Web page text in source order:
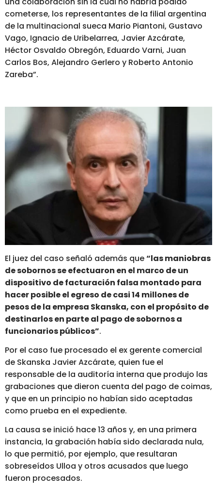
cometerse, los representantes de la filial argentina
de la multinacional sueca Mario Piantoni, Gustavo
Vago, Ignacio de Uribelarrea, Javier Azcárate,
Héctor Osvaldo Obregón, Eduardo Varni, Juan
Carlos Bos, Alejandro Gerlero y Roberto Antonio
Zareba”.
El juez del caso señaló además que“las maniobras
de sobornos se efectuaron en el marco de un
dispositivo de facturación falsa montado para
hacer posible el egreso de casi 14 millones de
pesos de la empresa Skanska, con el propósito de
destinarlos en parte al pago de sobornos a
funcionarios públicos”.
Por el caso fue procesado el ex gerente comercial
de Skanska Javier Azcárate, quien fue el
responsable de la auditoría interna que produjo las
grabaciones que dieron cuenta del pago de coimas,
y que en un principio no habían sido aceptadas
como prueba en el expediente.
La causa se inició hace 13 años y, en una primera
instancia, la grabación había sido declarada nula,
lo que permitió, por ejemplo, que resultaran
sobreseídos Ulloa y otros acusados que luego
fueron procesados.